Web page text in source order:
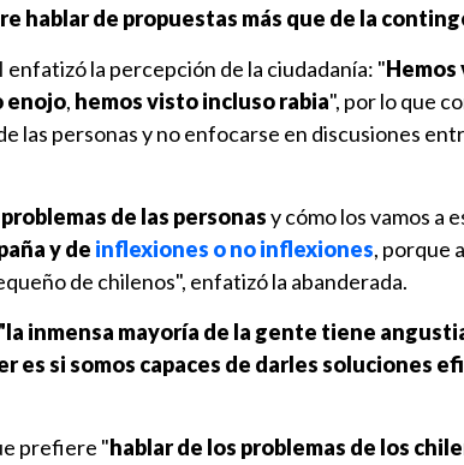
hablar de propuestas más que de la
la percepción de la ciudadanía: "
enojo, hemos visto incluso rabia", por lo que
las personas y no enfocarse en discusiones
de las personasy cómo los vamos a
y de inflexiones o no inflexiones, porque
de chilenos", enfatizó la abanderada.
inmensa mayoría de la gente tiene
es si somos capaces de darles soluciones
prefiere "hablar de los problemas de los